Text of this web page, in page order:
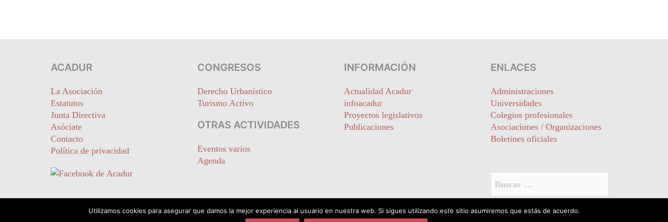
ACADUR
La Asociación
Estatutos
Junta Directiva
Asóciate
Contacto
Política de privacidad
CONGRESOS
Derecho Urbanístico
Turismo Activo
OTRAS ACTIVIDADES
Eventos varios
Agenda
INFORMACIÓN
Actualidad Acadur
infoacadur
Proyectos legislativos
Publicaciones
ENLACES
Administraciones
Universidades
Colegios profesionales
Asociaciones / Organizaciones
Boletines oficiales
Utilizamos cookies para asegurar que damos la mejor experiencia al usuario en nuestra web. Si sigues utilizando este sitio asumiremos que estás de acuerdo.